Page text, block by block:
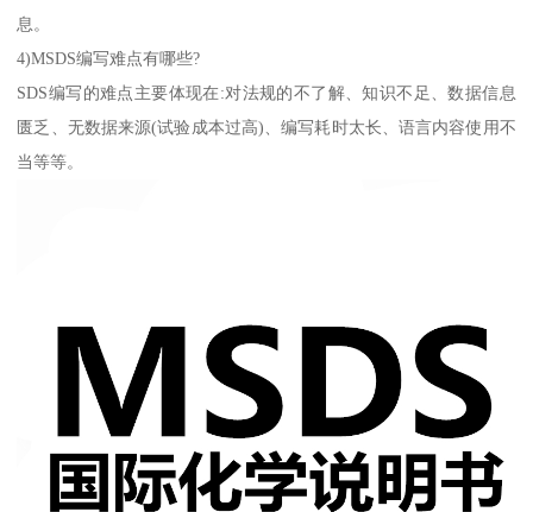
息。
4)MSDS编写难点有哪些?
SDS编写的难点主要体现在:对法规的不了解、知识不足、数据信息
匮乏、无数据来源(试验成本过高)、编写耗时太长、语言内容使用不
当等等。